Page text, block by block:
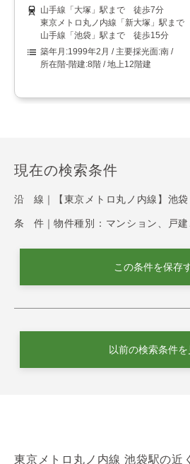
山手線「大塚」駅まで 徒歩7分
東京メトロ丸ノ内線「新大塚」駅まで
山手線「池袋」駅まで 徒歩15分
1999年2月
南
8階 / 地上12階建
現在の検索条件
沿 線｜ 【東京メトロ丸ノ内線】池袋
条 件｜ 物件種別：マンション、戸
この条件を保存
以前の検索条件を
東京メトロ丸ノ内線 池袋駅の近